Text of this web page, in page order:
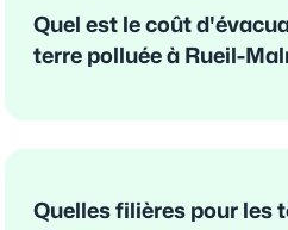
Quel est le coût
terre polluée à Rueil-
Quelles filières pour les